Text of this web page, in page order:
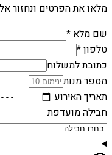
מלאו את הפרטים ונחזור
שם מלא *
טלפון *
כתובת למשלוח
מספר מנות
תאריך האירוע
חבילה מועדפת